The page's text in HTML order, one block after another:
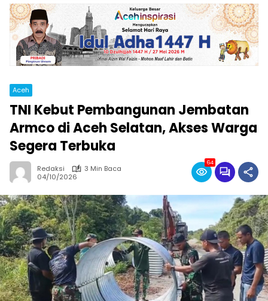
Aceh
TNI Kebut Pembangunan Jembatan
Armco di Aceh Selatan, Akses Warga
Segera Terbuka
Redaksi
3 Min Baca
04/10/2026
64